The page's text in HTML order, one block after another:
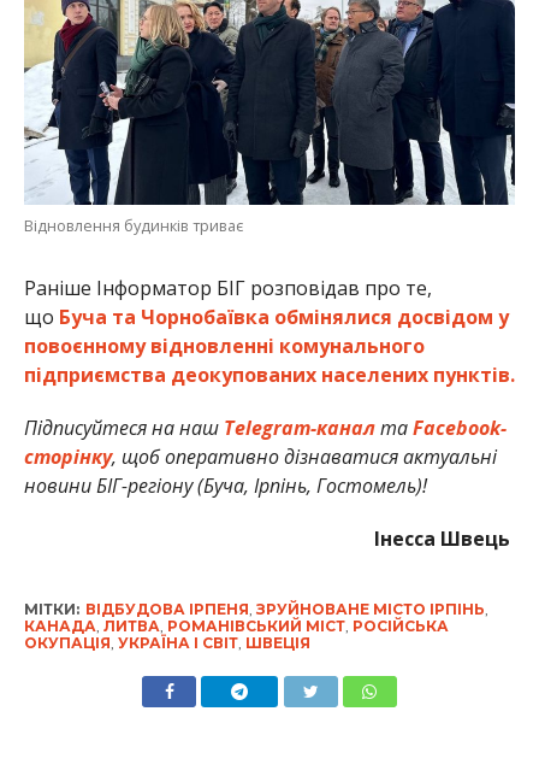
Відновлення будинків триває
Раніше Інформатор БІГ розповідав про те,
що Буча та Чорнобаївка обмінялися досвідом у
повоєнному відновленні комунального
підприємства деокупованих населених пунктів.
Підписуйтеся на наш Telegram-канал таFacebook-
сторінку, щоб оперативно дізнаватися актуальні
новини БІГ-регіону (Буча, Ірпінь, Гостомель)!
Інесса Швець
МІТКИ: ВІДБУДОВА ІРПЕНЯ, ЗРУЙНОВАНЕ МІСТО ІРПІНЬ,
КАНАДА, ЛИТВА, РОМАНІВСЬКИЙ МІСТ, РОСІЙСЬКА
ОКУПАЦІЯ, УКРАЇНА І СВІТ, ШВЕЦІЯ